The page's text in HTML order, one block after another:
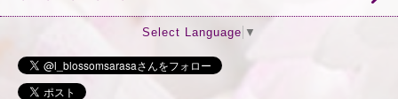
Select Language ▼